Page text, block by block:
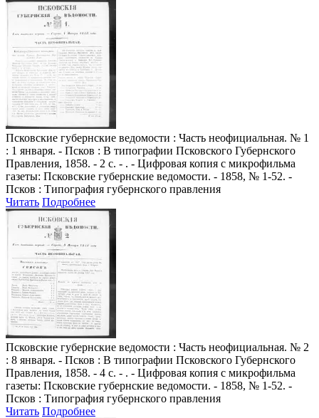
Псковские губернские ведомости : Часть неофициальная. № 1
: 1 января. - Псков : В типографии Псковского Губернского
Правления, 1858. - 2 с. - . - Цифровая копия с микрофильма
газеты: Псковские губернские ведомости. - 1858, № 1-52. -
Псков : Типография губернского правления
Читать Подробнее
Псковские губернские ведомости : Часть неофициальная. № 2
: 8 января. - Псков : В типографии Псковского Губернского
Правления, 1858. - 4 с. - . - Цифровая копия с микрофильма
газеты: Псковские губернские ведомости. - 1858, № 1-52. -
Псков : Типография губернского правления
Читать Подробнее